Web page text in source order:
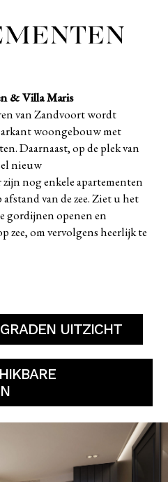
& Villa Maris
van Zandvoort wordt
woongebouw met
Daarnaast, op de plek van
nieuw
nog enkele apartementen
van de zee. Ziet u het
gordijnen openen en
zee, om vervolgens heerlijk te
UITZICHT